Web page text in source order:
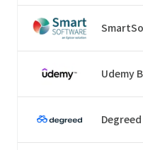
Udemy
Degreed